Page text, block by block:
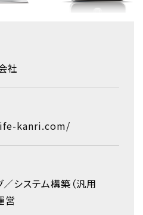
社
kanri.com/
システム構築（汎用
営